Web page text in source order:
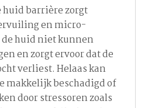
huid barrière zorgt
en micro-
huid niet kunnen
en zorgt ervoor dat de
verliest. Helaas kan
makkelijk beschadigd of
door stressoren zoals